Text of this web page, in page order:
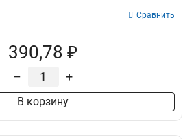
Сравнить
390,78 ₽
– +
В корзину